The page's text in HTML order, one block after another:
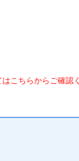
こちらからご確認く